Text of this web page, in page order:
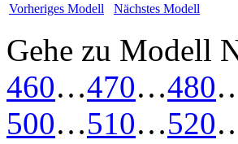
Vorheriges Modell
Nächstes Modell
Gehe zu Modell
460…470…480
500…510…520